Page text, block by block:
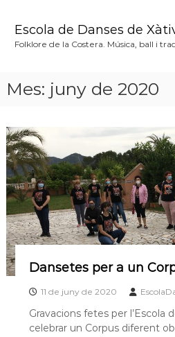
Escola de Danses de
Folklore de la Costera. Música, ball i
Mes: juny de 2020
Dansetes per a un
11 de juny de 2020
Gravacions fetes per l’Escola
celebrar un Corpus diferent